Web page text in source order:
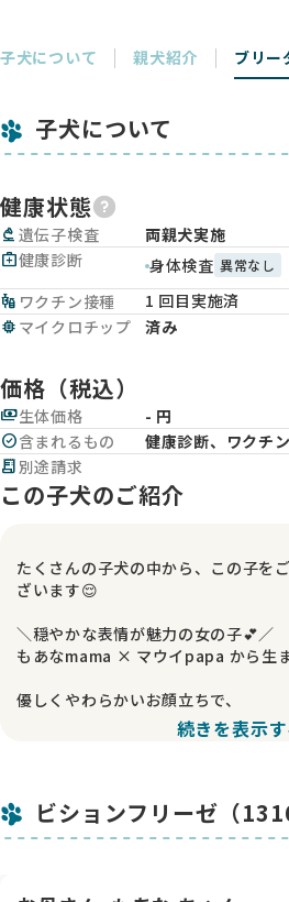
子犬について 親犬紹介 ブリー
子犬について
健康状態
biotech 遺伝子検査
両親犬実施
medical_services健康診断 身体検査 異常なし
vaccines ワクチン接種
1 回目実施済
memory マイクロチップ 済み
価格（税込）
payments生体価格
- 円
check_circle含まれるもの
健康診断、ワクチ
receipt_long 別途請求
この子犬のご紹介
たくさんの子犬の中から、この子を
ざいます😌
＼穏やかな表情が魅力の女の子💕／
もあなmama × マウイpapa から生
優しくやわらかいお顔立ちで、
見ているだけでほっとするような、
穏やかな雰囲気の子です(^^)
さらに優しい性格の子に育っていき
い。
続きを表示
ビションフリーゼ（